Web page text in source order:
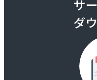
サ
ダ